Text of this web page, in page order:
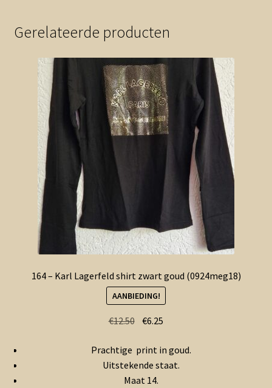
Gerelateerde producten
164 – Karl Lagerfeld shirt zwart goud (0924meg18)
AANBIEDING!
€12.50 Oorspronkelijke
was:
€12.50.
€6.25
is:
€6.25.
Prachtige print in goud.
Uitstekende staat.
Maat 14.